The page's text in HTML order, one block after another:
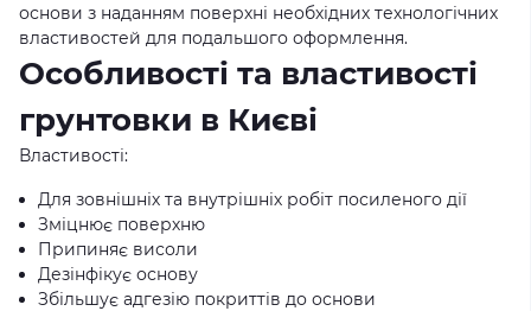
основи з наданням поверхні необхідних технологічних
властивостей для подальшого оформлення.
Особливості та властивості
грунтовки в Києві
Властивості:
Для зовнішніх та внутрішніх робіт посиленого дії
Зміцнює поверхню
Припиняє висоли
Дезінфікує основу
Збільшує адгезію покриттів до основи